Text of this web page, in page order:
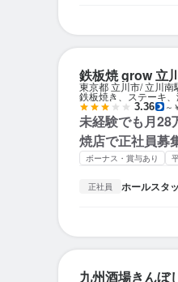
鉄板焼 grow 立
東京都 立川市 立川南
鉄板焼き、ステーキ
3.36 ～
未経験でも月28
焼店で正社員募
ボーナス・賞与あり
正社員 ホールスタ
九州酒場きんぼ